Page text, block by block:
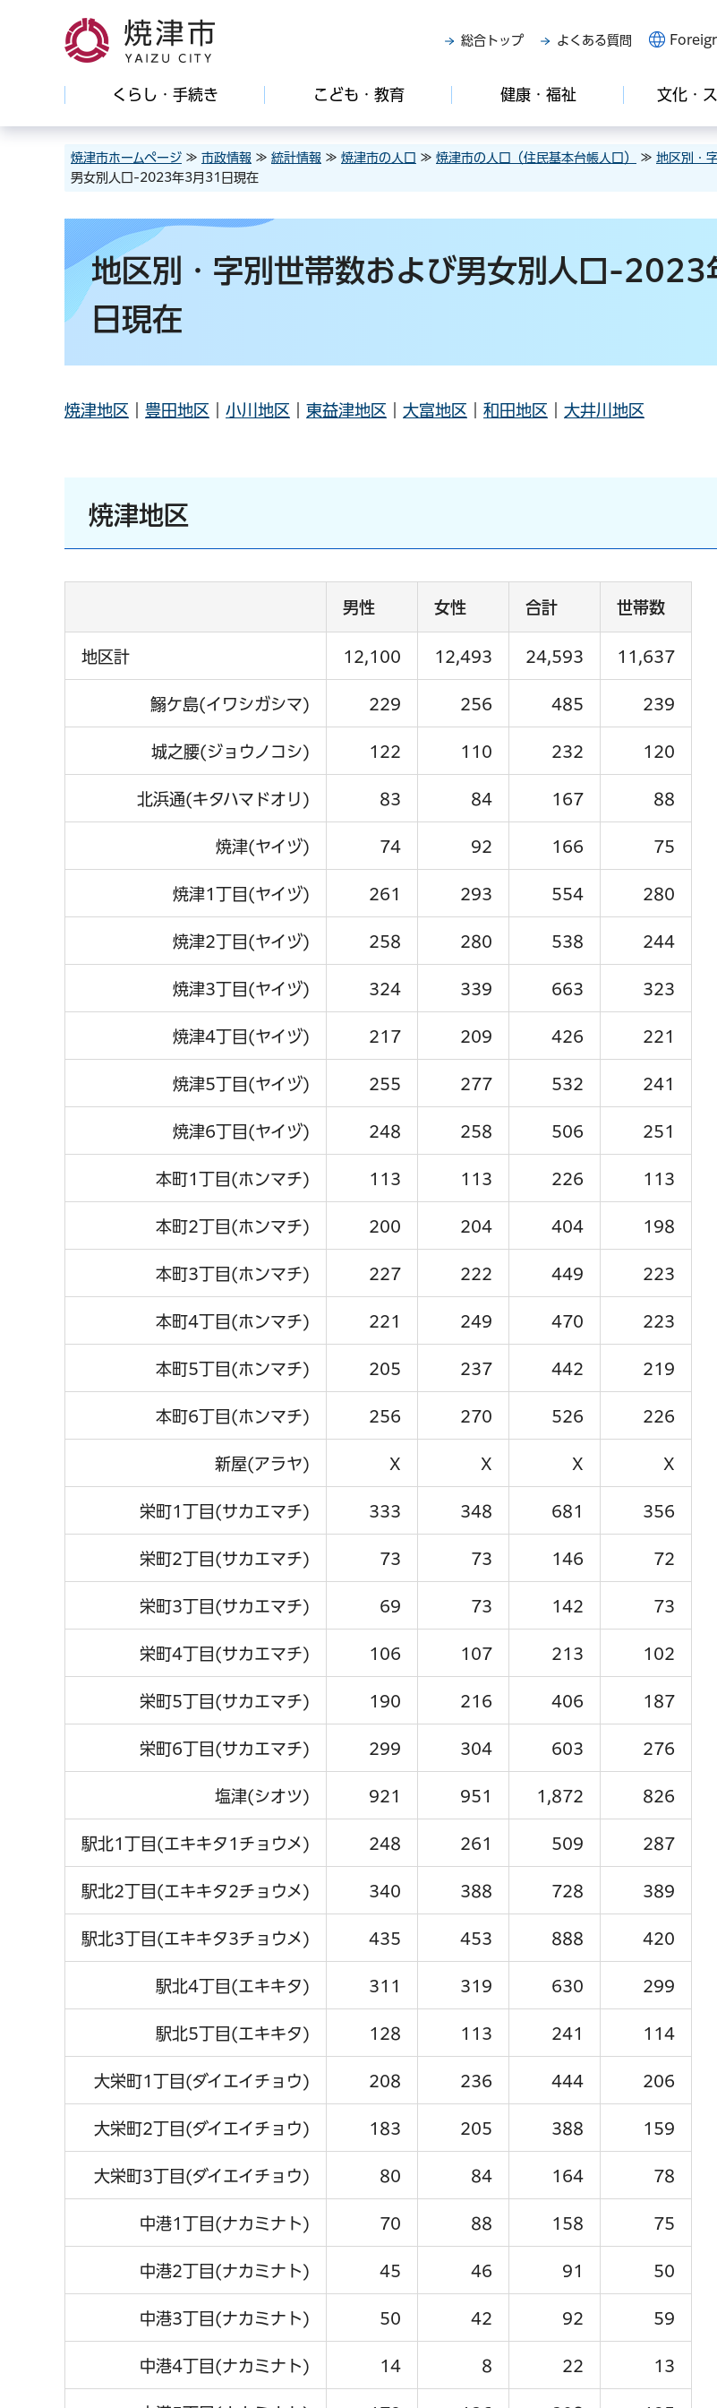
焼津市
総合トップ よくある質問
くらし・手続き こども・教育 健康・福祉 文化・
焼津市ホームページ ≫ 市政情報 ≫ 統計情報 ≫ 焼津市の人口 ≫ 焼津市の人口（住民基本台帳人口） ≫ 地区別・
男女別人口-2023年3月31日現在
地区別・字別世帯数および男女別人口-2023
日現在
焼津地区 豊田地区 小川地区 東益津地区 大富地区 和田地区 大井川地区
焼津地区
男性 女性 合計 世帯数
地区計 12,100 12,493 24,593 11,637
鰯ケ島(イワシガシマ) 229 256 485 239
城之腰(ジョウノコシ) 122 110 232 120
北浜通(キタハマドオリ) 83 84 167 88
焼津(ヤイヅ) 74 92 166 75
焼津1丁目(ヤイヅ) 261 293 554 280
焼津2丁目(ヤイヅ) 258 280 538 244
焼津3丁目(ヤイヅ) 324 339 663 323
焼津4丁目(ヤイヅ) 217 209 426 221
焼津5丁目(ヤイヅ) 255 277 532 241
焼津6丁目(ヤイヅ) 248 258 506 251
本町1丁目(ホンマチ) 113 113 226 113
本町2丁目(ホンマチ) 200 204 404 198
本町3丁目(ホンマチ) 227 222 449 223
本町4丁目(ホンマチ) 221 249 470 223
本町5丁目(ホンマチ) 205 237 442 219
本町6丁目(ホンマチ) 256 270 526 226
新屋(アラヤ) X X X X
栄町1丁目(サカエマチ) 333 348 681 356
栄町2丁目(サカエマチ) 73 73 146 72
栄町3丁目(サカエマチ) 69 73 142 73
栄町4丁目(サカエマチ) 106 107 213 102
栄町5丁目(サカエマチ) 190 216 406 187
栄町6丁目(サカエマチ) 299 304 603 276
塩津(シオツ) 921 951 1,872 826
駅北1丁目(エキキタ1チョウメ) 248 261 509 287
駅北2丁目(エキキタ2チョウメ) 340 388 728 389
駅北3丁目(エキキタ3チョウメ) 435 453 888 420
駅北4丁目(エキキタ) 311 319 630 299
駅北5丁目(エキキタ) 128 113 241 114
大栄町1丁目(ダイエイチョウ) 208 236 444 206
大栄町2丁目(ダイエイチョウ) 183 205 388 159
大栄町3丁目(ダイエイチョウ) 80 84 164 78
中港1丁目(ナカミナト) 70 88 158 75
中港2丁目(ナカミナト) 45 46 91 50
中港3丁目(ナカミナト) 50 42 92 59
中港4丁目(ナカミナト) 14 8 22 13